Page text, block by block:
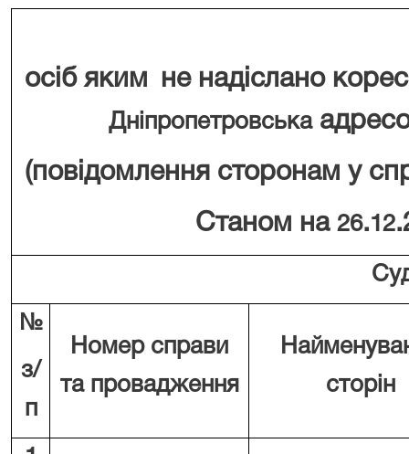
осіб яким не надіслано
Дніпропетровська
(повідомлення сторонам у
Станом на 26.12
№
з/
п
Номер справи
та провадження
сторін